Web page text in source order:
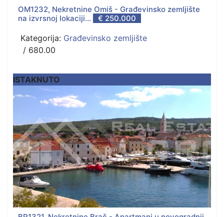
OM1232, Nekretnine Omiš - Građevinsko zemljište
na izvrsnoj lokaciji...
€ 250.000
Kategorija: Građevinsko zemljište
/ 680.00
ISTAKNUTO